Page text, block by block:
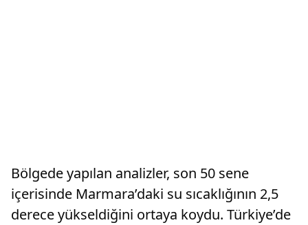
Bölgede yapılan analizler, son 50 sene
içerisinde Marmara’daki su sıcaklığının 2,5
derece yükseldiğini ortaya koydu. Türkiye’de